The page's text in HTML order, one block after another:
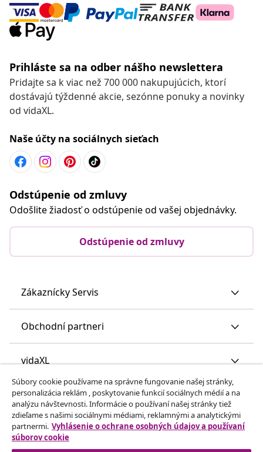
Prihláste sa na odber nášho newslettera
Pridajte sa k viac než 700 000 nakupujúcich, ktorí
dostávajú týždenné akcie, sezónne ponuky a novinky
od vidaXL.
Naše účty na sociálnych sieťach
Odstúpenie od zmluvy
Odošlite žiadosť o odstúpenie od vašej objednávky.
Odstúpenie od zmluvy
Zákaznícky Servis
Obchodní partneri
vidaXL
Nájdite viac
Súbory cookie používame na správne fungovanie našej stránky,
personalizácia reklám , poskytovanie funkcií sociálnych médií a na
analýzu návštevnosti. Informácie o používaní našej stránky tiež
zdieľame s našimi sociálnymi médiami, reklamnými a analytickými
partnermi. Vyhlásenie o ochrane osobných údajov a používaní
súborov cookie